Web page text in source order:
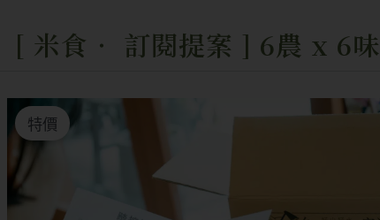
[ 米食‧ 訂閱提案 ] 6農 x 6味
特價